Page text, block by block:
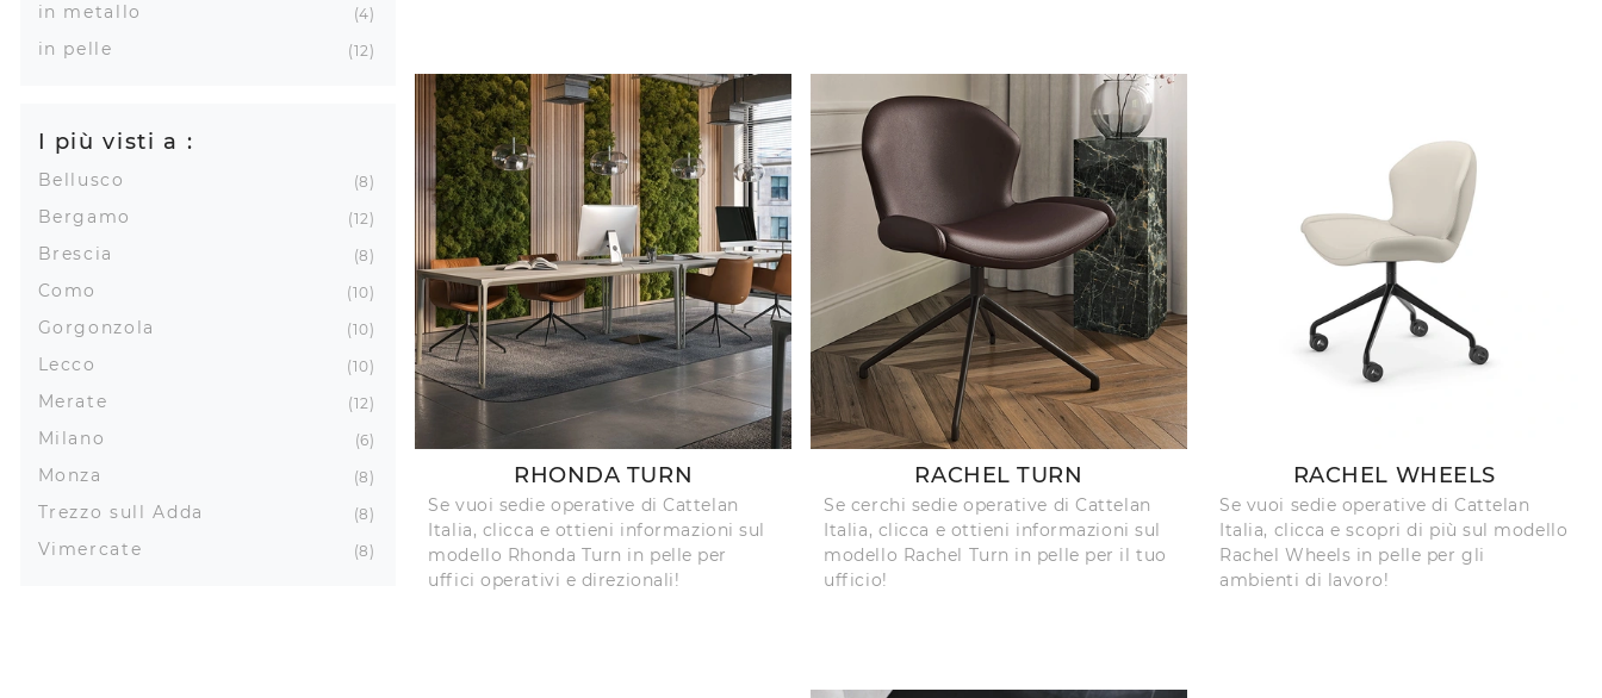
in metallo 4
in pelle 12
I più visti a :
Bellusco 8
Bergamo 12
Brescia 8
Como 10
Gorgonzola 10
Lecco 10
Merate 12
Milano 6
Monza 8
Trezzo sull Adda 8
Vimercate 8
RHONDA TURN
Se vuoi sedie operative di Cattelan
Italia, clicca e ottieni informazioni sul
modello Rhonda Turn in pelle per
uffici operativi e direzionali!
RACHEL TURN
Se cerchi sedie operative di Cattelan
Italia, clicca e ottieni informazioni sul
modello Rachel Turn in pelle per il tuo
ufficio!
RACHEL WHEELS
Se vuoi sedie operative di Cattelan
Italia, clicca e scopri di più sul modello
Rachel Wheels in pelle per gli
ambienti di lavoro!